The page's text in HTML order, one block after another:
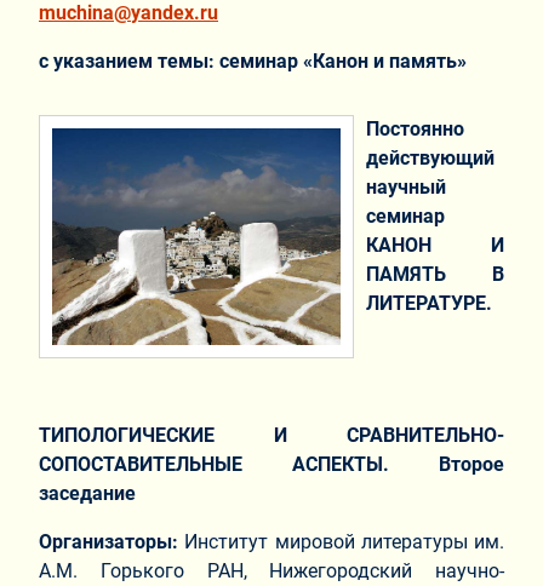
muchina@yandex.ru
с указанием темы: семинар «Канон и память»
Постоянно
действующий
научный
семинар
КАНОН И
ПАМЯТЬ В
ЛИТЕРАТУРЕ.
ТИПОЛОГИЧЕСКИЕ И СРАВНИТЕЛЬНО-
СОПОСТАВИТЕЛЬНЫЕ АСПЕКТЫ. Второе
заседание
Организаторы: Институт мировой литературы им.
А.М. Горького РАН, Нижегородский научно-